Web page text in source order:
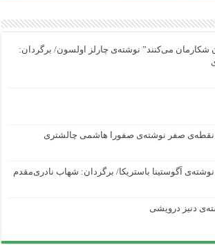
شکارمان می‌کنند” نوشته‌ی چارلز اولسون/ برگردان:
نقطه‌ی صفر نوشته‌ی صفورا هاشمی چالشتری
آگوستینا باستریکا/ برگردان: شهاب نادری‌مقدم
دنیز درویشی